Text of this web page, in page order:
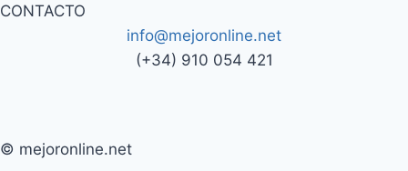
CONTACTO
info@mejoronline.net
(+34) 910 054 421
© mejoronline.net